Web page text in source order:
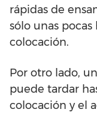
rápidas de
sólo unas pocas
colocación.
Por otro lado,
puede tardar
colocación y el